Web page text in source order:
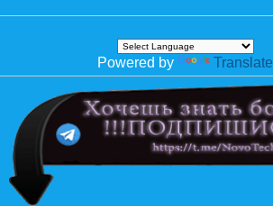
Powered by Translate